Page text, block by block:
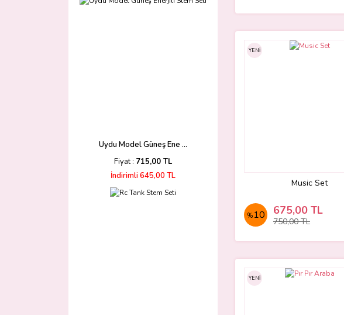
Uydu Model Güneş Ene ...
Fiyat : 715,00 TL
İndirimli 645,00 TL
YENİ
Music Set
% 10 675,00 TL
750,00 TL
YENİ